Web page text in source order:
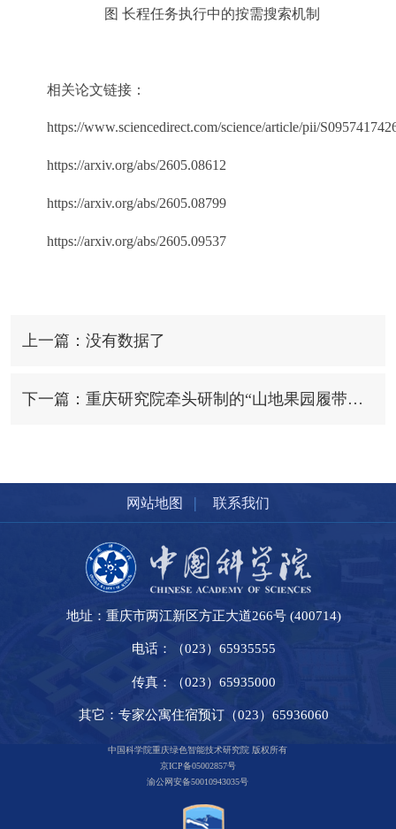
图 长程任务执行中的按需搜索机制
相关论文链接：
https://www.sciencedirect.com/science/article/pii/
https://arxiv.org/abs/2605.08612
https://arxiv.org/abs/2605.08799
https://arxiv.org/abs/2605.09537
上一篇：没有数据了
下一篇：重庆研究院牵头研制的“山地果园履带新能源智能农机动力平台”入选2025年中国农业重大科技新成果
网站地图 | 联系我们
地址：重庆市两江新区方正大道266号 (400714)
电话：（023）65935555
传真：（023）65935000
其它：专家公寓住宿预订（023）65936060
中国科学院重庆绿色智能技术研究院 版权所有
京ICP备05002857号
渝公网安备50010943035号